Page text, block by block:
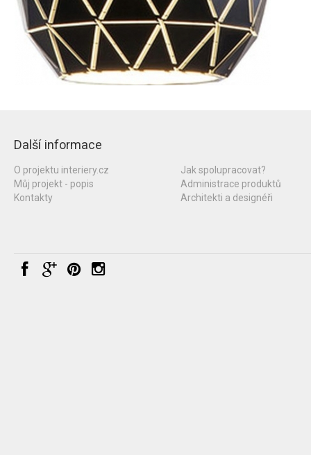
Další informace
O projektu interiery.cz
Můj projekt - popis
Kontakty
Jak spolupracovat?
Administrace produktů
Architekti a designéři